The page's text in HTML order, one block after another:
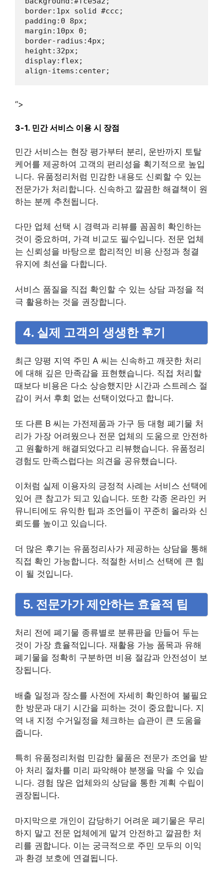
border:1px solid #ccc;
padding:0 8px;
margin:10px 0;
border-radius:4px;
height:32px;
display:flex;
“>
3-1. 민간 서비스 이용 시 장점
민간 서비스는 현장 평가부터 분리, 운반까지 토탈
케어를 제공하여 고객의 편리성을 획기적으로 높입
니다. 유품정리처럼 민감한 내용도 신뢰할 수 있는
전문가가 처리합니다. 신속하고 깔끔한 해결책이 원
하는 분께 추천됩니다.
다만 업체 선택 시 경력과 리뷰를 꼼꼼히 확인하는
것이 중요하며, 가격 비교도 필수입니다. 전문 업체
는 신뢰성을 바탕으로 합리적인 비용 산정과 청결
유지에 최선을 다합니다.
서비스 품질을 직접 확인할 수 있는 상담 과정을 적
극 활용하는 것을 권장합니다.
4. 실제 고객의 생생한 후기
최근 양평 지역 주민 A 씨는 신속하고 깨끗한 처리
에 대해 깊은 만족감을 표현했습니다. 직접 처리할
때보다 비용은 다소 상승했지만 시간과 스트레스 절
감이 커서 후회 없는 선택이었다고 합니다.
또 다른 B 씨는 가전제품과 가구 등 대형 폐기물 처
리가 가장 어려웠으나 전문 업체의 도움으로 안전하
고 원활하게 해결되었다고 리뷰했습니다. 유품정리
경험도 만족스럽다는 의견을 공유했습니다.
이처럼 실제 이용자의 긍정적 사례는 서비스 선택에
있어 큰 참고가 되고 있습니다. 또한 각종 온라인 커
뮤니티에도 유익한 팁과 조언들이 꾸준히 올라와 신
뢰도를 높이고 있습니다.
더 많은 후기는 유품정리사가 제공하는 상담을 통해
직접 확인 가능합니다. 적절한 서비스 선택에 큰 힘
이 될 것입니다.
5. 전문가가 제안하는 효율적 팁
처리 전에 폐기물 종류별로 분류판을 만들어 두는
것이 가장 효율적입니다. 재활용 가능 품목과 유해
폐기물을 정확히 구분하면 비용 절감과 안전성이 보
장됩니다.
배출 일정과 장소를 사전에 자세히 확인하여 불필요
한 방문과 대기 시간을 피하는 것이 중요합니다. 지
역 내 지정 수거일정을 체크하는 습관이 큰 도움을
줍니다.
특히 유품정리처럼 민감한 물품은 전문가 조언을 받
아 처리 절차를 미리 파악해야 분쟁을 막을 수 있습
니다. 경험 많은 업체와의 상담을 통한 계획 수립이
권장됩니다.
마지막으로 개인이 감당하기 어려운 폐기물은 무리
하지 말고 전문 업체에게 맡겨 안전하고 깔끔한 처
리를 권합니다. 이는 궁극적으로 주민 모두의 이익
과 환경 보호에 연결됩니다.